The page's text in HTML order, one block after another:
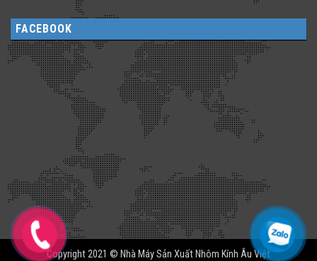
FACEBOOK
Copyright 2021 © Nhà Máy Sản Xuất Nhôm Kính Âu Việt